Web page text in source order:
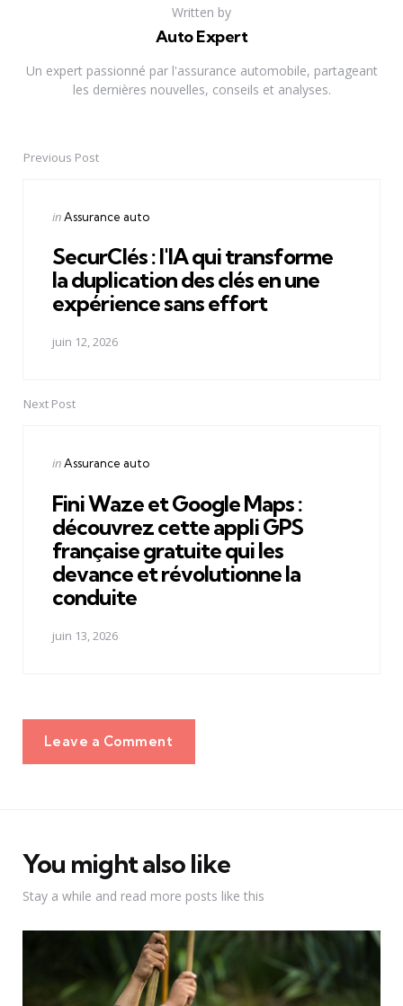
Written by
Auto Expert
Un expert passionné par l'assurance automobile, partageant
les dernières nouvelles, conseils et analyses.
PostPrevious Post
Posted
inAssurance auto
SecurClés : l'IA qui transforme
la duplication des clés en une
expérience sans effort
juin 12, 2026
Next Post
Posted
inAssurance auto
Fini Waze et Google Maps :
découvrez cette appli GPS
française gratuite qui les
devance et révolutionne la
conduite
juin 13, 2026
Leave a Comment
You might also like
Stay a while and read more posts like this